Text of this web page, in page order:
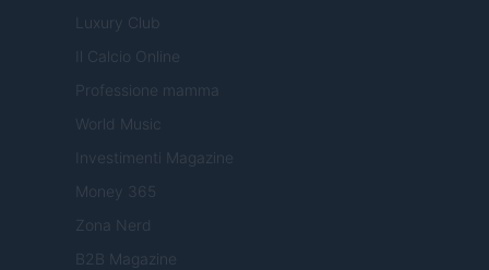
Luxury Club
Il Calcio Online
Professione mamma
World Music
Investimenti Magazine
Money 365
Zona Nerd
B2B Magazine